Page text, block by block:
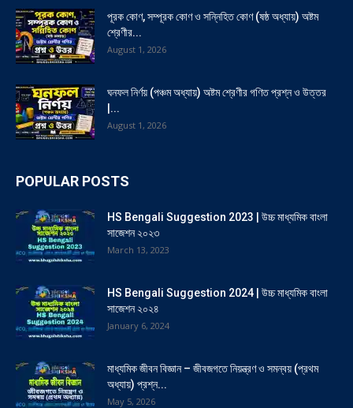
পূরক কোণ, সম্পূরক কোণ ও সন্নিহিত কোণ (ষষ্ঠ অধ্যায়) অষ্টম
শ্রেণীর...
August 1, 2026
ঘনফল নির্ণয় (পঞ্চম অধ্যায়) অষ্টম শ্রেণীর গণিত প্রশ্ন ও উত্তর
|...
August 1, 2026
POPULAR POSTS
HS Bengali Suggestion 2023 | উচ্চ মাধ্যমিক বাংলা
সাজেশন ২০২৩
March 13, 2023
HS Bengali Suggestion 2024 | উচ্চ মাধ্যমিক বাংলা
সাজেশন ২০২৪
January 6, 2024
মাধ্যমিক জীবন বিজ্ঞান – জীবজগতে নিয়ন্ত্রণ ও সমন্বয় (প্রথম
অধ্যায়) প্রশ্ন...
May 5, 2026